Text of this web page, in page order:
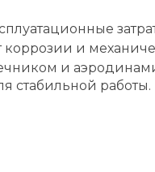
и
и
стабильной работы.